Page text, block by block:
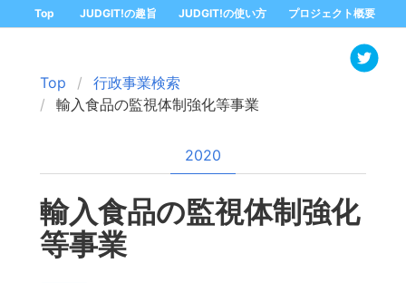
Top JUDGIT!の趣旨 JUDGIT!の使い方 プロジェクト概要
Top
行政事業検索
輸入食品の監視体制強化等事業
2020
輸入食品の監視体制強化
等事業